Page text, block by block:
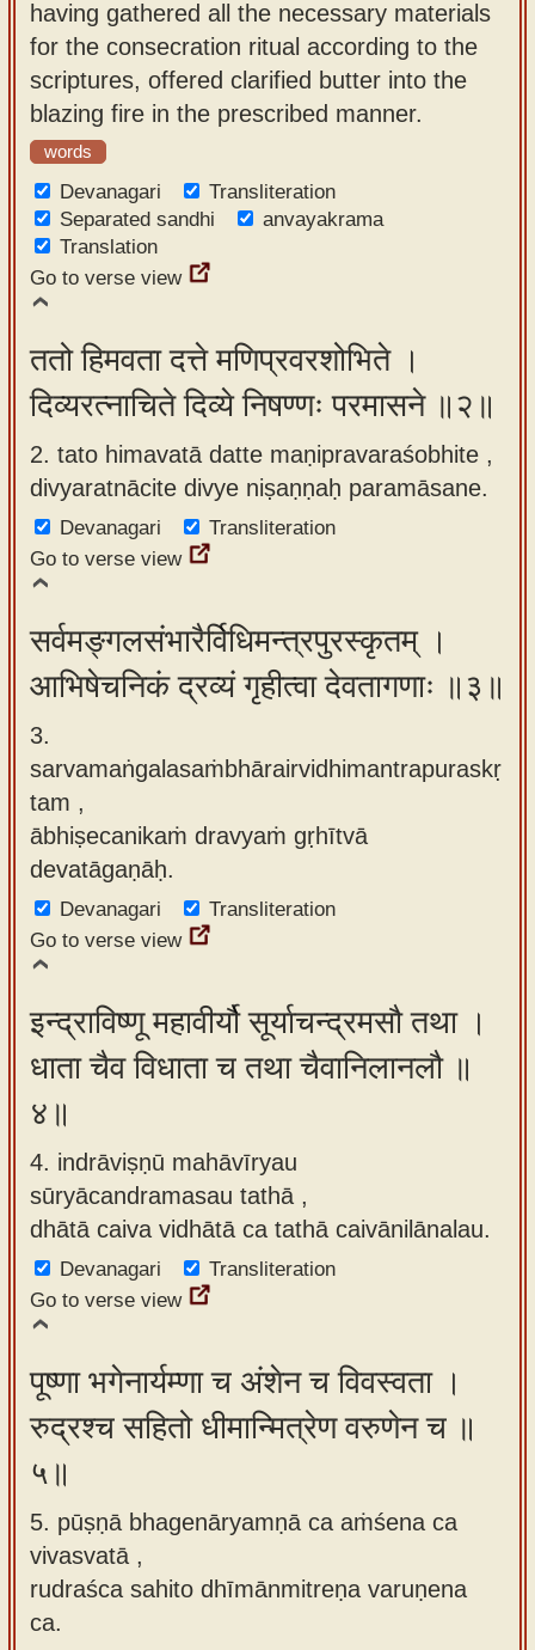
app
About
our
Sanskrit
typing
tool
having gathered all the necessary materials
for the consecration ritual according to the
scriptures, offered clarified butter into the
blazing fire in the prescribed manner.
words
Devanagari
Transliteration
Separated sandhi
anvayakrama
Translation
Go to verse view
ततो हिमवता दत्ते मणिप्रवरशोभिते ।
दिव्यरत्नाचिते दिव्ये निषण्णः परमासने ॥२॥
2. tato himavatā datte maṇipravaraśobhite ,
divyaratnācite divye niṣaṇṇaḥ paramāsane.
Devanagari
Transliteration
Go to verse view
सर्वमङ्गलसंभारैर्विधिमन्त्रपुरस्कृतम् ।
आभिषेचनिकं द्रव्यं गृहीत्वा देवतागणाः ॥३॥
3.
sarvamaṅgalasaṁbhārairvidhimantrapuraskṛ
tam ,
ābhiṣecanikaṁ dravyaṁ gṛhītvā
devatāgaṇāḥ.
Devanagari
Transliteration
Go to verse view
इन्द्राविष्णू महावीर्यौ सूर्याचन्द्रमसौ तथा ।
धाता चैव विधाता च तथा चैवानिलानलौ ॥
४॥
4. indrāviṣṇū mahāvīryau
sūryācandramasau tathā ,
dhātā caiva vidhātā ca tathā caivānilānalau.
Devanagari
Transliteration
Go to verse view
पूष्णा भगेनार्यम्णा च अंशेन च विवस्वता ।
रुद्रश्च सहितो धीमान्मित्रेण वरुणेन च ॥
५॥
5. pūṣṇā bhagenāryamṇā ca aṁśena ca
vivasvatā ,
rudraśca sahito dhīmānmitreṇa varuṇena
ca.